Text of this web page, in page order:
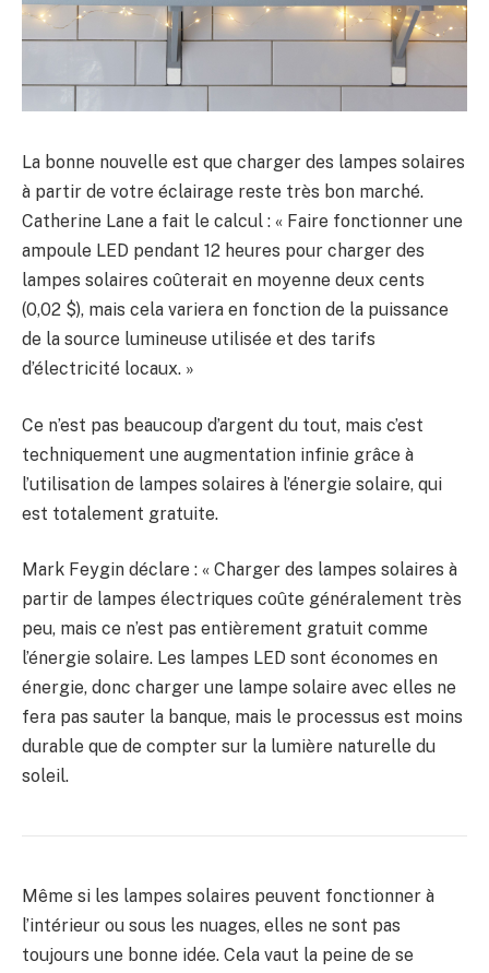
La bonne nouvelle est que charger des lampes solaires
à partir de votre éclairage reste très bon marché.
Catherine Lane a fait le calcul : « Faire fonctionner une
ampoule LED pendant 12 heures pour charger des
lampes solaires coûterait en moyenne deux cents
(0,02 $), mais cela variera en fonction de la puissance
de la source lumineuse utilisée et des tarifs
d’électricité locaux. »
Ce n’est pas beaucoup d’argent du tout, mais c’est
techniquement une augmentation infinie grâce à
l’utilisation de lampes solaires à l’énergie solaire, qui
est totalement gratuite.
Mark Feygin déclare : « Charger des lampes solaires à
partir de lampes électriques coûte généralement très
peu, mais ce n’est pas entièrement gratuit comme
l’énergie solaire. Les lampes LED sont économes en
énergie, donc charger une lampe solaire avec elles ne
fera pas sauter la banque, mais le processus est moins
durable que de compter sur la lumière naturelle du
soleil.
Même si les lampes solaires peuvent fonctionner à
l’intérieur ou sous les nuages, elles ne sont pas
toujours une bonne idée. Cela vaut la peine de se